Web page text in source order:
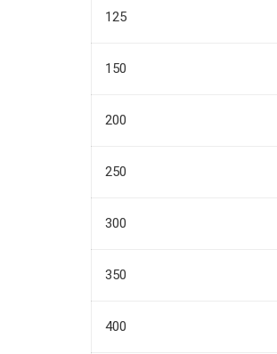
125
150
200
250
300
350
400